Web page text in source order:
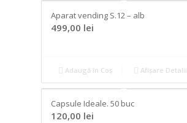
Aparat vending S.12 – alb
499,00 lei
Adaugă în Coș Afișare Detalii
Capsule Ideale. 50 buc
120,00 lei